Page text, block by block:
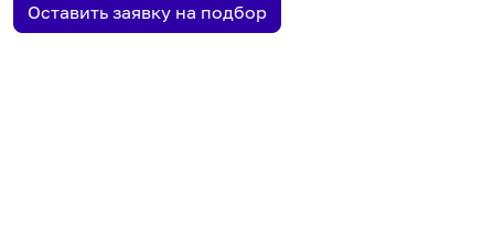
Оставить заявку на подбор